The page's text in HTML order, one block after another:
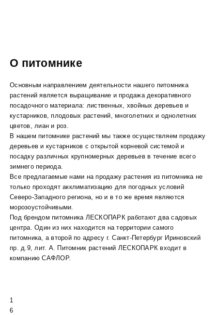
О питомнике
Основным направлением деятельности нашего питомника
растений является выращивание и продажа декоративного
посадочного материала: лиственных, хвойных деревьев и
кустарников, плодовых растений, многолетних и однолетних
цветов, лиан и роз.
В нашем питомнике растений мы также осуществляем продажу
деревьев и кустарников с открытой корневой системой и
посадку различных крупномерных деревьев в течение всего
зимнего периода.
Все предлагаемые нами на продажу растения из питомника не
только проходят акклиматизацию для погодных условий
Северо-Западного региона, но и в то же время являются
морозоустойчивыми.
Под брендом питомника ЛЕСКОПАРК работают два садовых
центра. Один из них находится на территории самого
питомника, а второй по адресу г. Санкт-Петербург Ириновский
пр. д.9, лит. А. Питомник растений ЛЕСКОПАРК входит в
компанию САФЛОР.
1
6